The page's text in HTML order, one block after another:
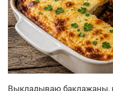
Выкладываю баклажаны,